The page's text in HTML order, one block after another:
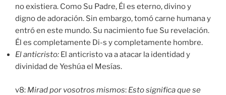
no existiera. Como Su Padre, Él es eterno, divino y
digno de adoración. Sin embargo, tomó carne humana y
entró en este mundo. Su nacimiento fue Su revelación.
Él es completamente Di-s y completamente hombre.
El anticristo: El anticristo va a atacar la identidad y
divinidad de Yeshúa el Mesías.
v8: Mirad por vosotros mismos: Esto significa que se